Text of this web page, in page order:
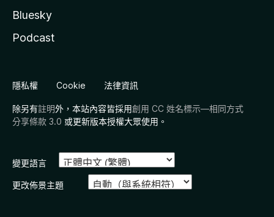
Bluesky
Podcast
隱私權 Cookie 法律資訊
除另有註明外，本站內容皆採用創用 CC 姓名標示—相同方式
分享條款 3.0 或更新版本授權大眾使用。
變更語言
更改佈景主題